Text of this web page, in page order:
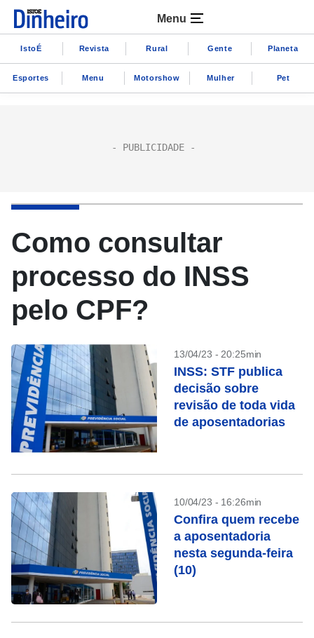
Menu
IstoÉ Revista Rural Gente Planeta
Esportes Menu Motorshow Mulher Pet
Como consultar
processo do INSS
pelo CPF?
13/04/23 - 20:25min
INSS: STF publica
decisão sobre
revisão de toda vida
de aposentadorias
10/04/23 - 16:26min
Confira quem recebe
a aposentadoria
nesta segunda-feira
(10)